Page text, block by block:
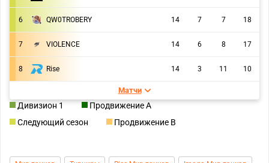
6 QW0TROBERY 14 7 7 18
7 VIOLENCE 14 6 8 17
8 Rise 14 3 11 10
Матчи
Дивизион 1
Продвижение A
Следующий сезон
Продвижение B